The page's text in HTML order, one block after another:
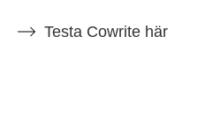
Testa Cowrite här